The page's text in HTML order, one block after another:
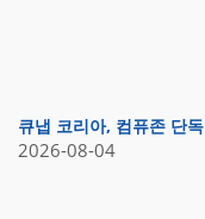
큐냅 코리아, 컴퓨존 단
2026-08-04